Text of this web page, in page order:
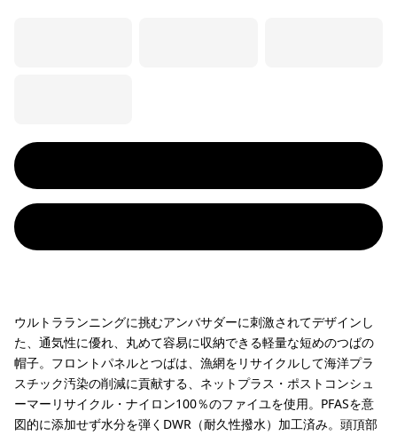
ウルトラランニングに挑むアンバサダーに刺激されてデザインし
た、通気性に優れ、丸めて容易に収納できる軽量な短めのつばの
帽子。フロントパネルとつばは、漁網をリサイクルして海洋プラ
スチック汚染の削減に貢献する、ネットプラス・ポストコンシュ
ーマーリサイクル・ナイロン100％のファイユを使用。PFASを意
図的に添加せず水分を弾くDWR（耐久性撥水）加工済み。頭頂部